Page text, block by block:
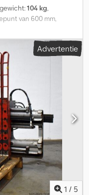
104 kg,
van 600 mm,
mm, ophanging:
KAUP
2500 kg /
FEM2, ESP 43 mm,
DURWEN DURWEN
2500 kg / 600 mm,
600, eigen
Advertentie
1 / 5